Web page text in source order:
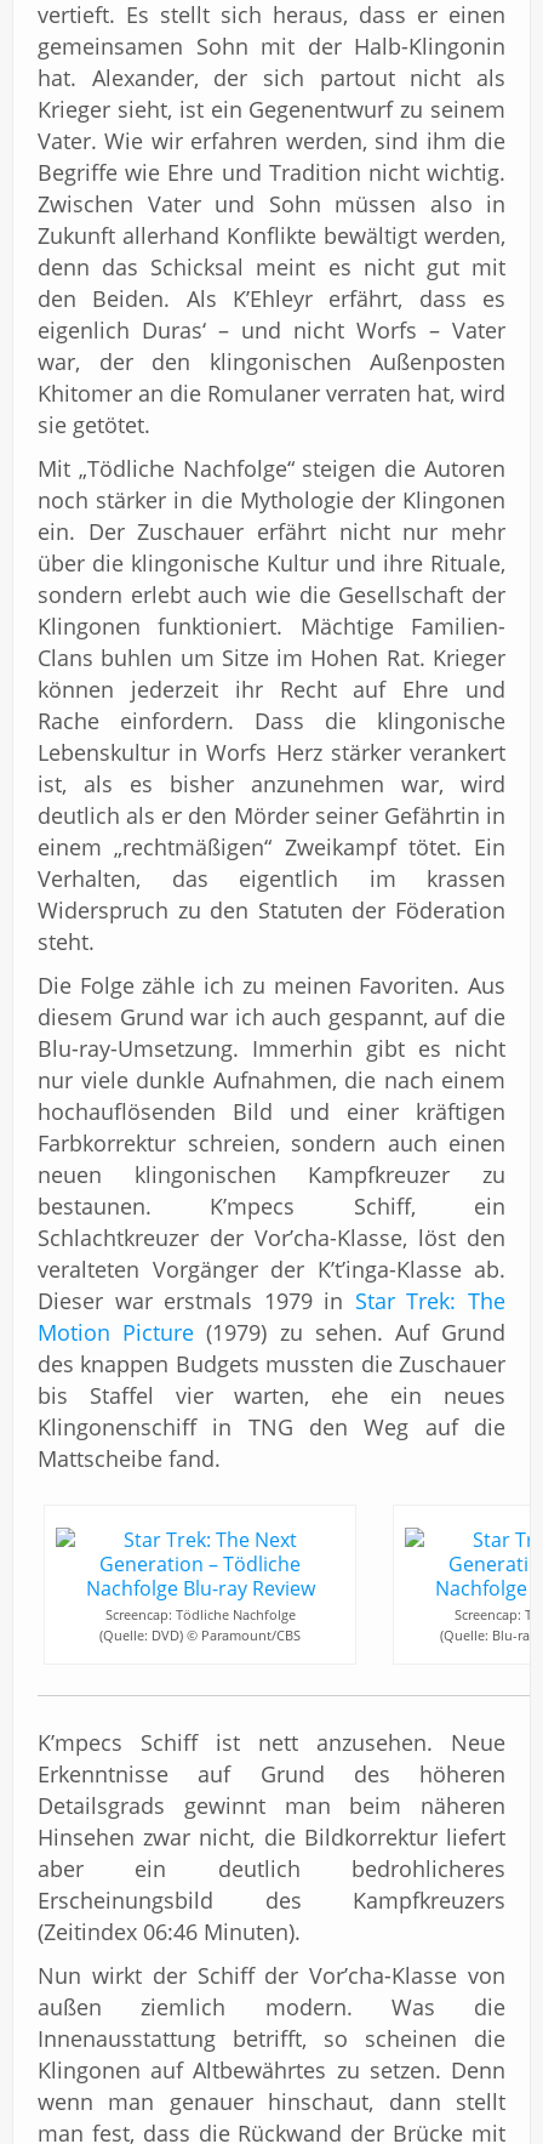
vertieft. Es stellt sich heraus, dass er einen
gemeinsamen Sohn mit der Halb-Klingonin
hat. Alexander, der sich partout nicht als
Krieger sieht, ist ein Gegenentwurf zu seinem
Vater. Wie wir erfahren werden, sind ihm die
Begriffe wie Ehre und Tradition nicht wichtig.
Zwischen Vater und Sohn müssen also in
Zukunft allerhand Konflikte bewältigt werden,
denn das Schicksal meint es nicht gut mit
den Beiden. Als K’Ehleyr erfährt, dass es
eigenlich Duras‘ – und nicht Worfs – Vater
war, der den klingonischen Außenposten
Khitomer an die Romulaner verraten hat, wird
sie getötet.
Mit „Tödliche Nachfolge“ steigen die Autoren
noch stärker in die Mythologie der Klingonen
ein. Der Zuschauer erfährt nicht nur mehr
über die klingonische Kultur und ihre Rituale,
sondern erlebt auch wie die Gesellschaft der
Klingonen funktioniert. Mächtige Familien-
Clans buhlen um Sitze im Hohen Rat. Krieger
können jederzeit ihr Recht auf Ehre und
Rache einfordern. Dass die klingonische
Lebenskultur in Worfs Herz stärker verankert
ist, als es bisher anzunehmen war, wird
deutlich als er den Mörder seiner Gefährtin in
einem „rechtmäßigen“ Zweikampf tötet. Ein
Verhalten, das eigentlich im krassen
Widerspruch zu den Statuten der Föderation
steht.
Die Folge zähle ich zu meinen Favoriten. Aus
diesem Grund war ich auch gespannt, auf die
Blu-ray-Umsetzung. Immerhin gibt es nicht
nur viele dunkle Aufnahmen, die nach einem
hochauflösenden Bild und einer kräftigen
Farbkorrektur schreien, sondern auch einen
neuen klingonischen Kampfkreuzer zu
bestaunen. K’mpecs Schiff, ein
Schlachtkreuzer der Vor’cha-Klasse, löst den
veralteten Vorgänger der K’t’inga-Klasse ab.
Dieser war erstmals 1979 in Star Trek: The
Motion Picture (1979) zu sehen. Auf Grund
des knappen Budgets mussten die Zuschauer
bis Staffel vier warten, ehe ein neues
Klingonenschiff in TNG den Weg auf die
Mattscheibe fand.
Screencap: Tödliche Nachfolge
(Quelle: DVD) © Paramount/CBS
Screencap:
(Quelle: Blu-
K’mpecs Schiff ist nett anzusehen. Neue
Erkenntnisse auf Grund des höheren
Detailsgrads gewinnt man beim näheren
Hinsehen zwar nicht, die Bildkorrektur liefert
aber ein deutlich bedrohlicheres
Erscheinungsbild des Kampfkreuzers
(Zeitindex 06:46 Minuten).
Nun wirkt der Schiff der Vor’cha-Klasse von
außen ziemlich modern. Was die
Innenausstattung betrifft, so scheinen die
Klingonen auf Altbewährtes zu setzen. Denn
wenn man genauer hinschaut, dann stellt
man fest, dass die Rückwand der Brücke mit